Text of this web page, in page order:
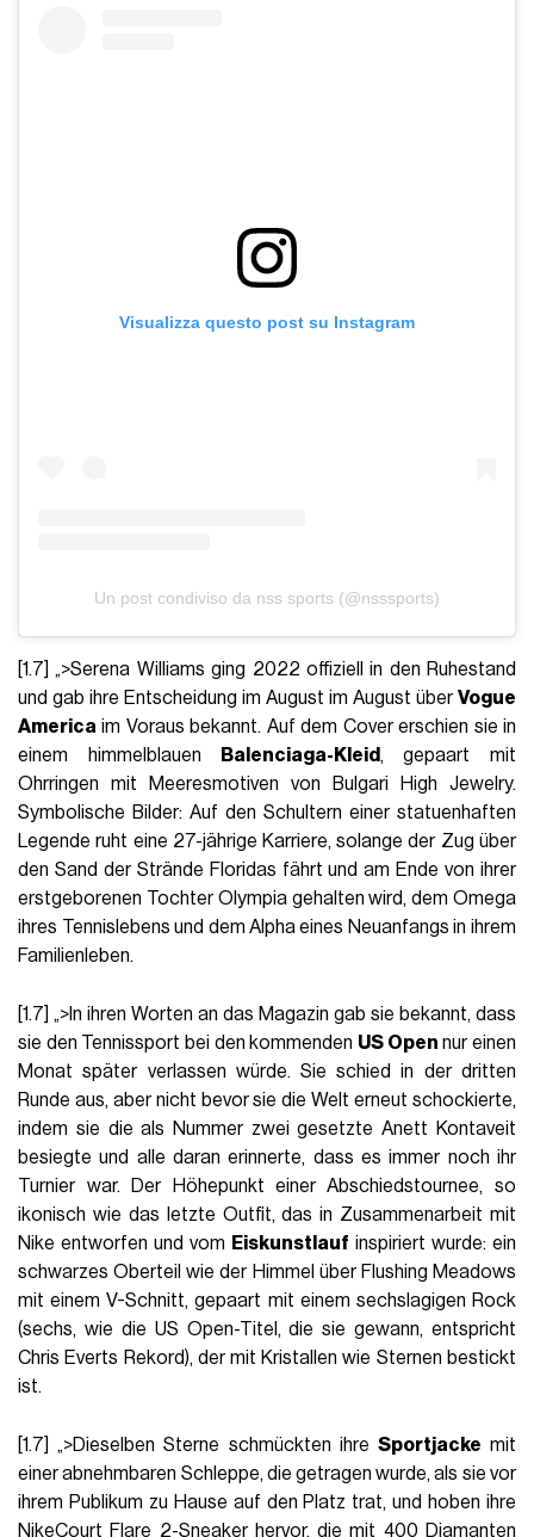
Visualizza questo post su Instagram
Un post condiviso da nss sports (@nsssports)
[1.7] „>Serena Williams ging 2022 offiziell in den Ruhestand
und gab ihre Entscheidung im August im August überVogue
America im Voraus bekannt. Auf dem Cover erschien sie in
einem himmelblauen
Balenciaga-Kleid , gepaart mit
Ohrringen mit Meeresmotiven von Bulgari High Jewelry.
Symbolische Bilder: Auf den Schultern einer statuenhaften
Legende ruht eine 27-jährige Karriere, solange der Zug über
den Sand der Strände Floridas fährt und am Ende von ihrer
erstgeborenen Tochter Olympia gehalten wird, dem Omega
ihres Tennislebens und dem Alpha eines Neuanfangs in ihrem
Familienleben.
[1.7] „>In ihren Worten an das Magazin gab sie bekannt, dass
sie den Tennissport bei den kommenden US Open nur einen
Monat später verlassen würde. Sie schied in der dritten
Runde aus, aber nicht bevor sie die Welt erneut schockierte,
indem sie die als Nummer zwei gesetzte Anett Kontaveit
besiegte und alle daran erinnerte, dass es immer noch ihr
Turnier war. Der Höhepunkt einer Abschiedstournee, so
ikonisch wie das letzte Outfit, das in Zusammenarbeit mit
Nike entworfen und vom Eiskunstlauf inspiriert wurde: ein
schwarzes Oberteil wie der Himmel über Flushing Meadows
mit einem V-Schnitt, gepaart mit einem sechslagigen Rock
(sechs, wie die US Open-Titel, die sie gewann, entspricht
Chris Everts Rekord), der mit Kristallen wie Sternen bestickt
ist.
[1.7] „>Dieselben Sterne schmückten ihre Sportjacke mit
einer abnehmbaren Schleppe, die getragen wurde, als sie vor
ihrem Publikum zu Hause auf den Platz trat, und hoben ihre
NikeCourt Flare 2-Sneaker hervor, die mit 400 Diamanten